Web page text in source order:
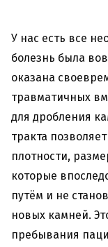
У нас есть все
болезнь была
оказана
травматичных
для дробления
тракта
плотности,
которые
путём и не
новых камней.
пребывания